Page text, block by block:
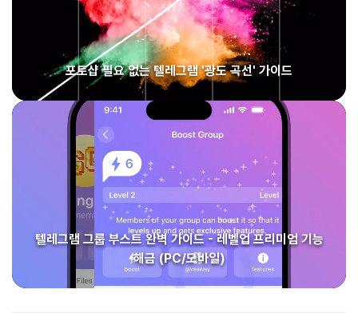
포토샵 필요 없는 텔레그램 '광도 곡선' 가이드
텔레그램 그룹 부스트 완벽 가이드 - 레벨업 프리미엄 기능
해금 (PC/모바일)